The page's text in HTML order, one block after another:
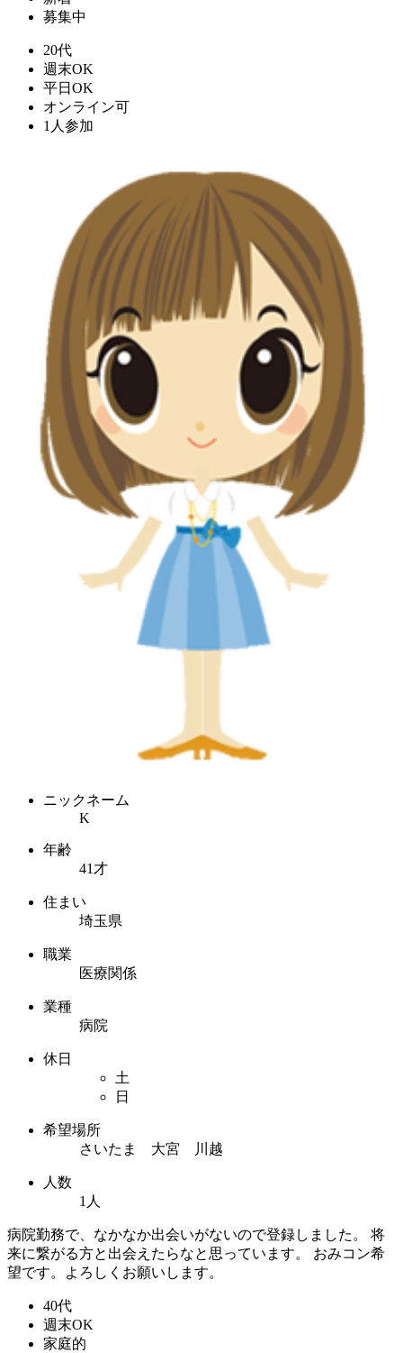
募集中
20代
週末OK
平日OK
オンライン可
1人参加
ニックネーム
K
年齢
41才
住まい
埼玉県
職業
医療関係
業種
病院
休日
土
日
希望場所
さいたま 大宮 川越
人数
1人
病院勤務で、なかなか出会いがないので登録しました。 将
来に繋がる方と出会えたらなと思っています。 おみコン希
望です。よろしくお願いします。
40代
週末OK
家庭的